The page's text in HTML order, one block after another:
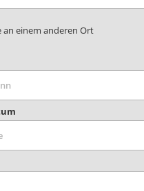
an einem anderen Ort